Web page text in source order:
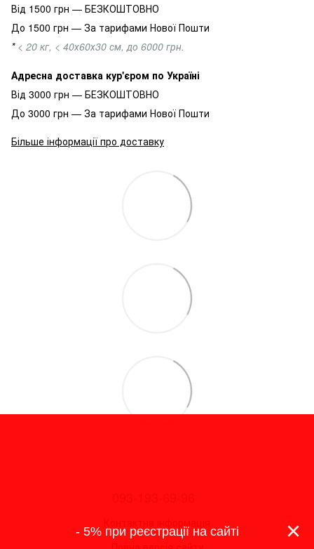
Від 1500 грн — БЕЗКОШТОВНО
До 1500 грн — За тарифами Нової Пошти
* < 20 кг, < 40х60х30 см, до 6000 грн.
Адресна доставка кур'єром по Україні
Від 3000 грн — БЕЗКОШТОВНО
До 3000 грн — За тарифами Нової Пошти
Більше інформації про доставку
×
- 5% при реєстрації на сайті